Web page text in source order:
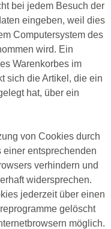
bei jedem Besuch der
eingeben, weil dies
Computersystem des
wird. Ein
Warenkorbes im
sich die Artikel, die ein
hat, über ein
von Cookies durch
einer entsprechenden
verhindern und
widersprechen.
jederzeit über einen
gelöscht
möglich.